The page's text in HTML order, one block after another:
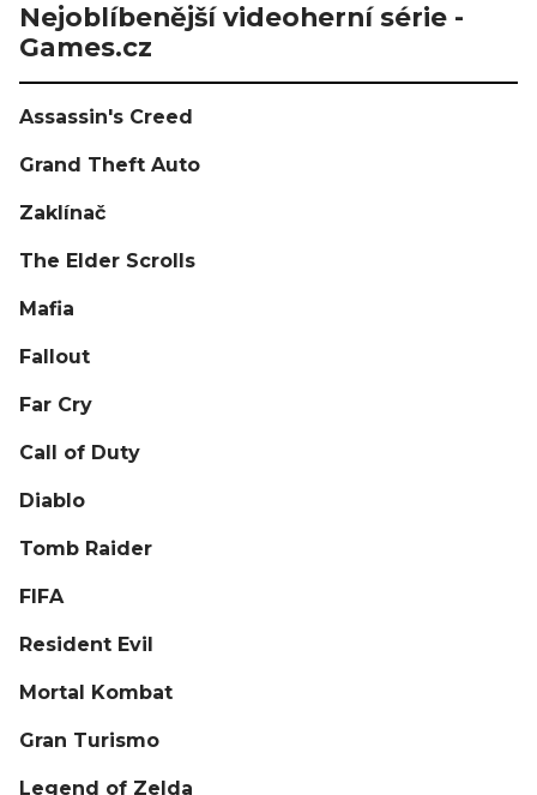
Nejoblíbenější videoherní série -
Games.cz
Assassin's Creed
Grand Theft Auto
Zaklínač
The Elder Scrolls
Mafia
Fallout
Far Cry
Call of Duty
Diablo
Tomb Raider
FIFA
Resident Evil
Mortal Kombat
Gran Turismo
Legend of Zelda